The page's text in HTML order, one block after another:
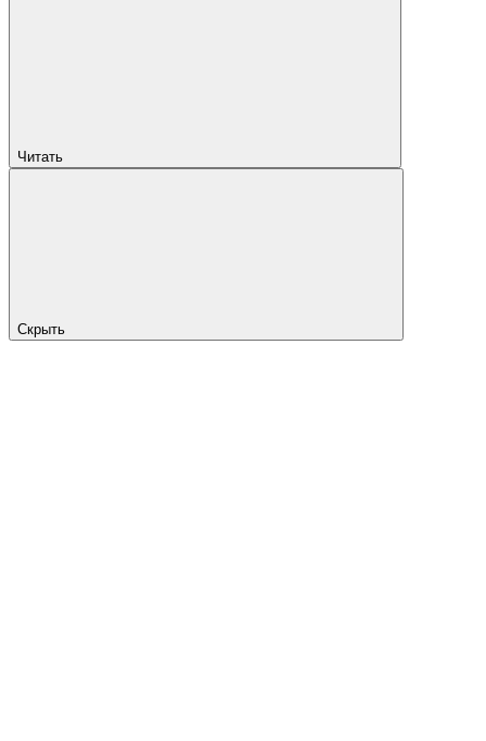
Читать
Скрыть